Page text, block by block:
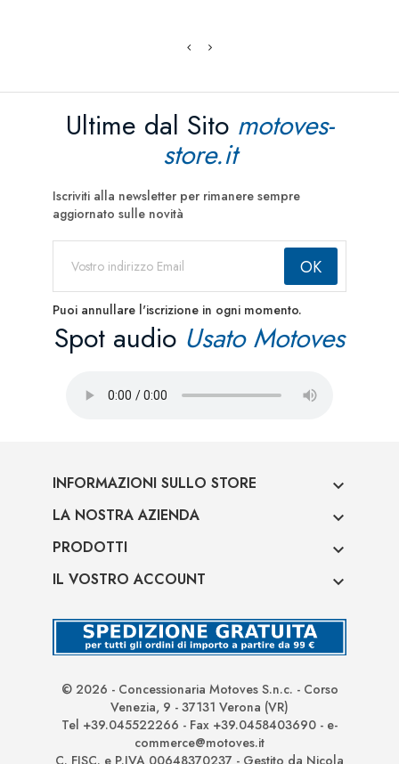
Ultime dal Sito motoves-
store.it
Iscriviti alla newsletter per rimanere sempre
aggiornato sulle novità
Puoi annullare l'iscrizione in ogni momento.
Spot audio Usato Motoves
INFORMAZIONI SULLO STORE 
LA NOSTRA AZIENDA 
PRODOTTI 
IL VOSTRO ACCOUNT 
© 2026 - Concessionaria Motoves S.n.c. - Corso
Venezia, 9 - 37131 Verona (VR)
Tel +39.045522266 - Fax +39.0458403690 - e-
commerce@motoves.it